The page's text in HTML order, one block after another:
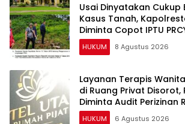
Usai Dinyatakan Cukup
Kasus Tanah,
Diminta Copot IPTU
HUKUM 8 Agustus 2026
Layanan Terapis
di Ruang Privat Disorot,
Diminta Audit Perizinan
Utami
HUKUM 6 Agustus 2026